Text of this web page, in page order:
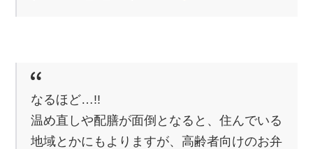
なるほど…!!
温め直しや配膳が面倒となると、住んでいる
地域とかにもよりますが、高齢者向けのお弁